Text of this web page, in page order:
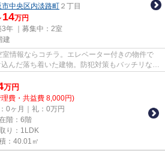
市中央区内淡路町 ２丁目
14万円
年 ｜募集中： 2室
建
情報ならコチラ。エレベーター付きの物件で
んだ落ち着いた建物。防犯対策もバッチリなマ
万円
費・共益費 8,000円)
0ヶ月｜礼：0万円
階：6階
り：1LDK
：40.01㎡